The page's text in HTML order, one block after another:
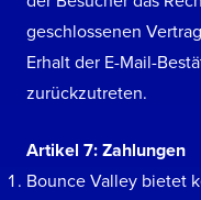
geschlossenen
Erhalt der E-Mail-
zurückzutreten.
Artikel 7: Zahlungen
Bounce Valley bietet